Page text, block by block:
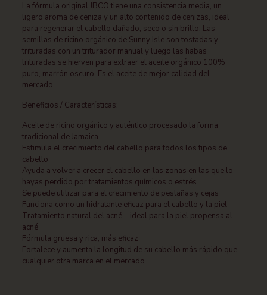
La fórmula original JBCO tiene una consistencia media, un
ligero aroma de ceniza y un alto contenido de cenizas, ideal
para regenerar el cabello dañado, seco o sin brillo. Las
semillas de ricino orgánico de Sunny Isle son tostadas y
trituradas con un triturador manual y luego las habas
trituradas se hierven para extraer el aceite orgánico 100%
puro, marrón oscuro. Es el aceite de mejor calidad del
mercado.
Beneficios / Características:
Aceite de ricino orgánico y auténtico procesado la forma
tradicional de Jamaica
Estimula el crecimiento del cabello para todos los tipos de
cabello
Ayuda a volver a crecer el cabello en las zonas en las que lo
hayas perdido por tratamientos químicos o estrés
Se puede utilizar para el crecimiento de pestañas y cejas
Funciona como un hidratante eficaz para el cabello y la piel
Tratamiento natural del acné – ideal para la piel propensa al
acné
Fórmula gruesa y rica, más eficaz
Fortalece y aumenta la longitud de su cabello más rápido que
cualquier otra marca en el mercado